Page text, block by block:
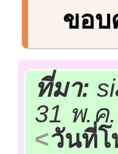
ขอ
ที่มา:
31 พ.ค
วันที่